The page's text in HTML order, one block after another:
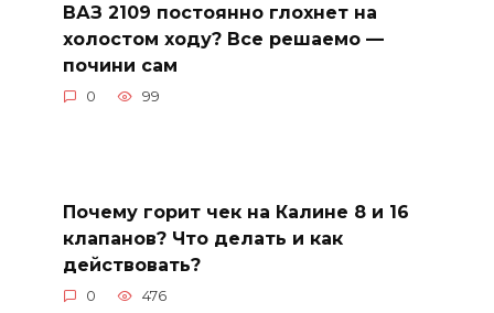
ВАЗ 2109 постоянно глохнет на
холостом ходу? Все решаемо —
почини сам
0 99
Почему горит чек на Калине 8 и 16
клапанов? Что делать и как
действовать?
0 476